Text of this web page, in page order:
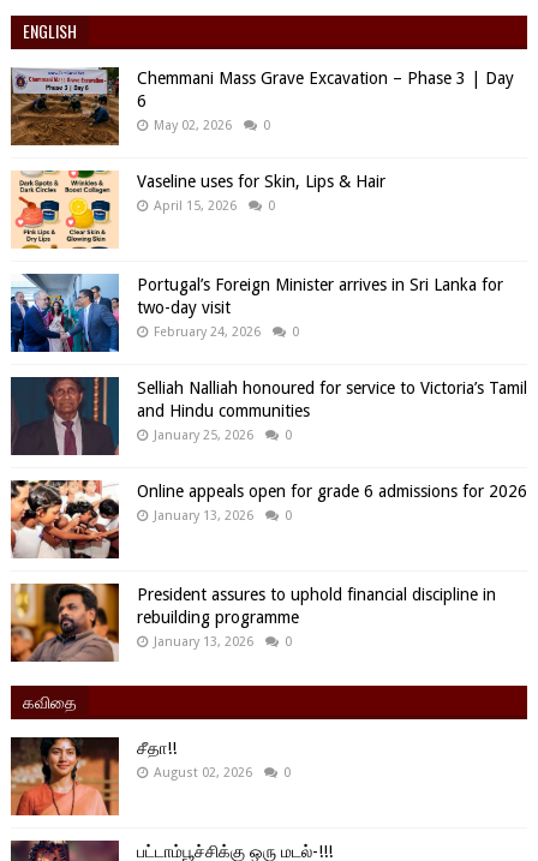
ENGLISH
Chemmani Mass Grave Excavation – Phase 3 | Day
6
May 02, 2026 0
Vaseline uses for Skin, Lips & Hair
April 15, 2026 0
Portugal’s Foreign Minister arrives in Sri Lanka for
two-day visit
February 24, 2026 0
Selliah Nalliah honoured for service to Victoria’s Tamil
and Hindu communities
January 25, 2026 0
Online appeals open for grade 6 admissions for 2026
January 13, 2026 0
President assures to uphold financial discipline in
rebuilding programme
January 13, 2026 0
கவிதை
சீதா!!
August 02, 2026 0
பட்டாம்பூச்சிக்கு ஒரு மடல்-!!!